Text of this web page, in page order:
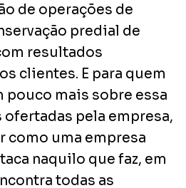
de operações de
predial de
resultados
clientes. E para quem
pouco mais sobre essa
pela empresa,
como uma empresa
naquilo que faz, em
todas as